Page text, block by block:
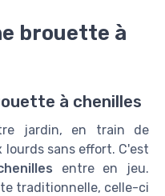
brouette à
à chenilles
jardin, en train de
sans effort. C'est
entre en jeu.
traditionnelle, celle-ci